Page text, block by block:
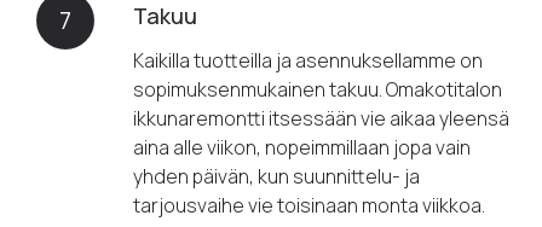
7 Takuu
Kaikilla tuotteilla ja asennuksellamme on
sopimuksenmukainen takuu. Omakotitalon
ikkunaremontti itsessään vie aikaa yleensä
aina alle viikon, nopeimmillaan jopa vain
yhden päivän, kun suunnittelu- ja
tarjousvaihe vie toisinaan monta viikkoa.